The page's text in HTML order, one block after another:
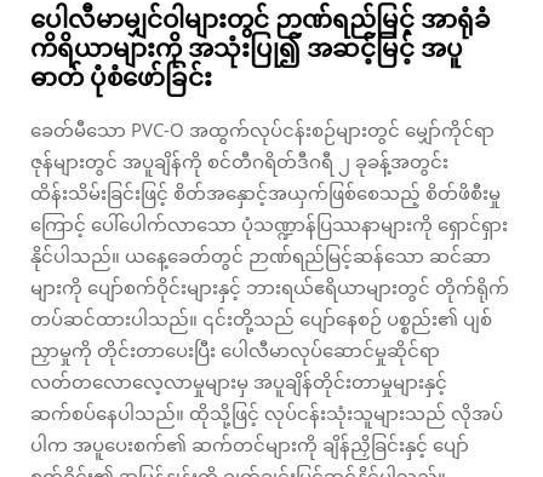
ပေါလီမာမျှင်ဝါများတွင် ဉာဏ်ရည်မြင့် အာရုံခံ
ကိရိယာများကို အသုံးပြု၍ အဆင့်မြင့် အပူ
ဓာတ် ပုံစံဖော်ခြင်း
ခေတ်မီသော PVC-O အထွက်လုပ်ငန်းစဉ်များတွင် မျှော်ကိုင်ရာ
ဇုန်များတွင် အပူချိန်ကို စင်တီဂရိတ်ဒီဂရီ ၂ ခုခန့်အတွင်း
ထိန်းသိမ်းခြင်းဖြင့် စိတ်အနှောင့်အယှက်ဖြစ်စေသည့် စိတ်ဖိစီးမှု
ကြောင့် ပေါ်ပေါက်လာသော ပုံသဏ္ဍာန်ပြဿနာများကို ရှောင်ရှား
နိုင်ပါသည်။ ယနေ့ခေတ်တွင် ဉာဏ်ရည်မြင့်ဆန်သော ဆင်ဆာ
များကို ပျော်စက်ဝိုင်းများနှင့် ဘားရယ်ဧရိယာများတွင် တိုက်ရိုက်
တပ်ဆင်ထားပါသည်။ ၎င်းတို့သည် ပျော်နေစဉ် ပစ္စည်း၏ ပျစ်
ညှာမှုကို တိုင်းတာပေးပြီး ပေါလီမာလုပ်ဆောင်မှုဆိုင်ရာ
လတ်တလောလေ့လာမှုများမှ အပူချိန်တိုင်းတာမှုများနှင့်
ဆက်စပ်နေပါသည်။ ထိုသို့ဖြင့် လုပ်ငန်းသုံးသူများသည် လိုအပ်
ပါက အပူပေးစက်၏ ဆက်တင်များကို ချိန်ညှိခြင်းနှင့် ပျော်